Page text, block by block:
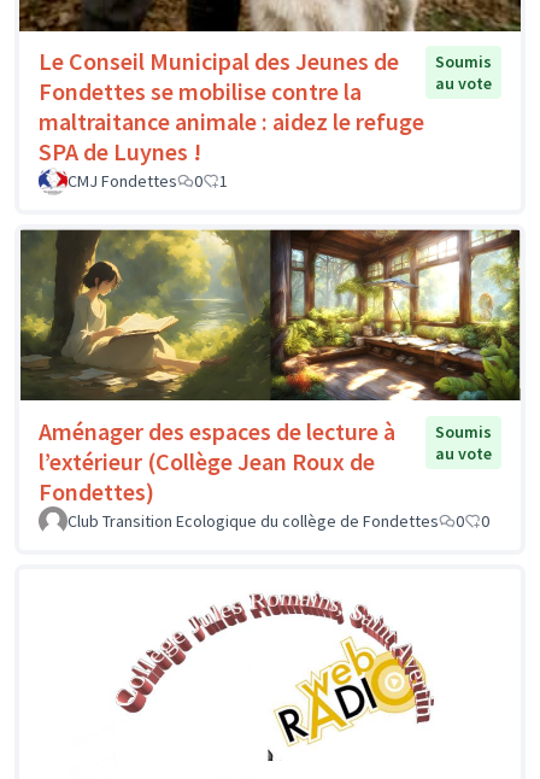
Le Conseil Municipal des Jeunes de
Fondettes se mobilise contre la
maltraitance animale : aidez le refuge
SPA de Luynes !
Soumis
au vote
CMJ Fondettes 0 1
Aménager des espaces de lecture à
l’extérieur (Collège Jean Roux de
Fondettes)
Soumis
au vote
Club Transition Ecologique du collège de Fondettes 0 0